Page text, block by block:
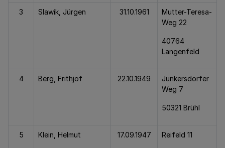
3 Slawik, Jürgen 31.10.1961
Mutter-Teresa-
Weg 22
40764
Langenfeld
4 Berg, Frithjof 22.10.1949
Junkersdorfer
Weg 7
50321 Brühl
5 Klein, Helmut 17.09.1947 Reifeld 11